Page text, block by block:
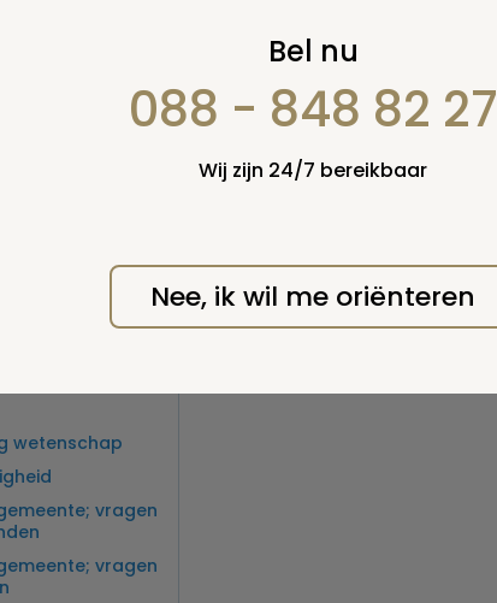
wetenschap
vragen
vragen
Bel nu
088 - 848 82 27
Wij zijn 24/7 bereikbaar
Nee, ik wil me oriënteren